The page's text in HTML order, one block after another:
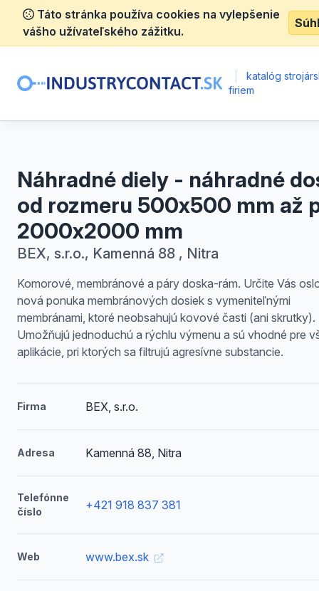
Táto stránka používa cookies na vylepšenie
vášho užívateľského zážitku.
katalóg
firiem
Náhradné diely - náhradné
od rozmeru 500x500 mm až
2000x2000 mm
BEX, s.r.o., Kamenná 88 , Nitra
Komorové, membránové a páry doska-rám. Určite Vás
nová ponuka membránových dosiek s vymeniteľnými
membránami, ktoré neobsahujú kovové časti (ani skrutky).
Umožňujú jednoduchú a rýchlu výmenu a sú vhodné pre
aplikácie, pri ktorých sa filtrujú agresívne substancie.
Firma BEX, s.r.o.
Adresa Kamenná 88, Nitra
Telefónne
číslo
+421 918 837 381
Web www.bex.sk